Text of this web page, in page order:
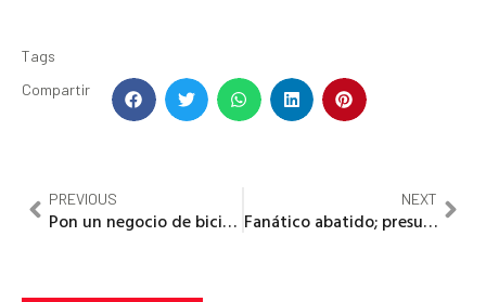
Tags
Compartir
PREVIOUS
Pon un negocio de bicicletas personalizadas.
NEXT
Fanático abatido; presume boletos para Spider-Man y se los roban